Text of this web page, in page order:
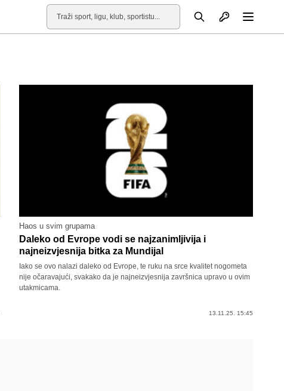
Pretraga Otvori profil
Haos u svim grupama
Daleko od Evrope vodi se najzanimljivija i
najneizvjesnija bitka za Mundijal
Iako se ovo nalazi daleko od Evrope, te ruku na srce kvalitet nogometa
nije očaravajući, svakako da je najneizvjesnija završnica upravo u ovim
utakmicama.
13.11.25. 15:45